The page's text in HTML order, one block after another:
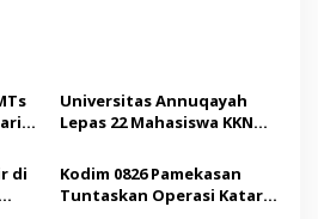
Universitas Annuqayah
Lepas 22 Mahasiswa KKN
Saudi
di
Kodim 0826 Pamekasan
Tuntaskan Operasi Katarak